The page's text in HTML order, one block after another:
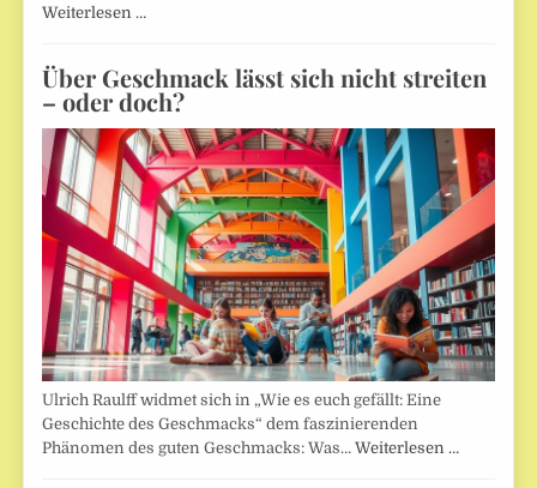
Weiterlesen …
Über Geschmack lässt sich nicht streiten
– oder doch?
Ulrich Raulff widmet sich in „Wie es euch gefällt: Eine
Geschichte des Geschmacks“ dem faszinierenden
Phänomen des guten Geschmacks: Was…Weiterlesen …